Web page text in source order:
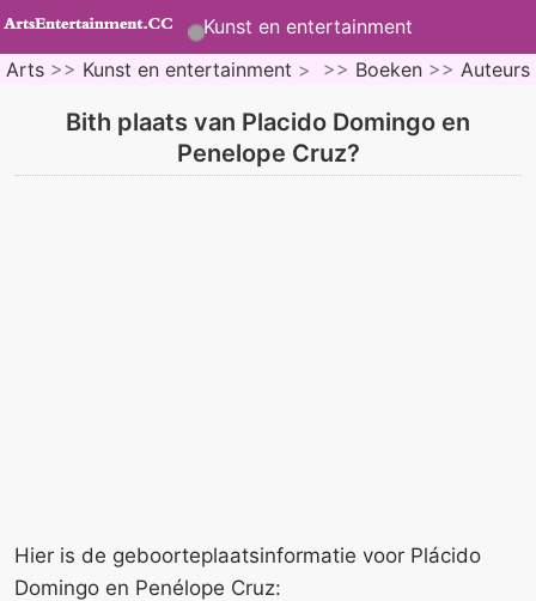
Kunst en entertainment
Arts >> Kunst en entertainment > >> Boeken >> Auteurs
Bith plaats van Placido Domingo en
Penelope Cruz?
Hier is de geboorteplaatsinformatie voor Plácido
Domingo en Penélope Cruz: